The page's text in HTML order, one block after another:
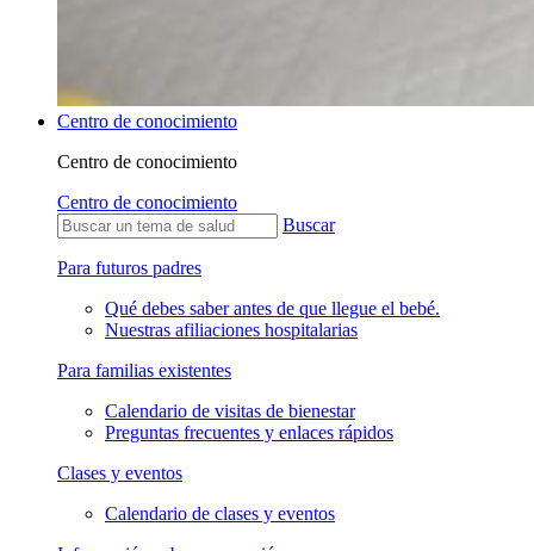
Centro de conocimiento
Centro de conocimiento
Centro de conocimiento
Buscar
Para futuros padres
Qué debes saber antes de que llegue el bebé.
Nuestras afiliaciones hospitalarias
Para familias existentes
Calendario de visitas de bienestar
Preguntas frecuentes y enlaces rápidos
Clases y eventos
Calendario de clases y eventos